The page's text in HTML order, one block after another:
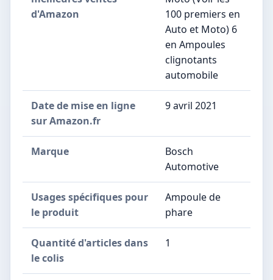
d'Amazon
100 premiers en
Auto et Moto) 6
en Ampoules
clignotants
automobile
Date de mise en ligne
sur Amazon.fr
9 avril 2021
Marque
Bosch
Automotive
Usages spécifiques pour
le produit
Ampoule de
phare
Quantité d'articles dans
le colis
1